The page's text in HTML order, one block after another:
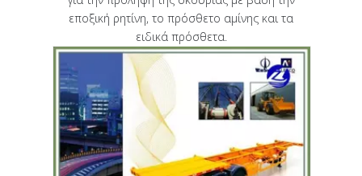
εποξική ρητίνη, το πρόσθετο αμίνης και τα
ειδικά πρόσθετα.